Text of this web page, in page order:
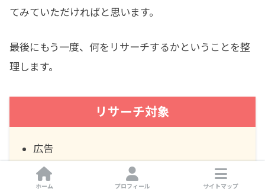
てみていただければと思います。
最後にもう一度、何をリサーチするかということを整
理します。
リサーチ対象
広告
ライバル
ホーム プロフィール サイトマップ